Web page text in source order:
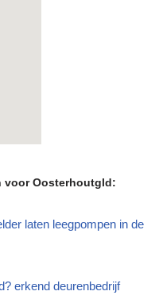
voor Oosterhoutgld:
laten leegpompen in de
erkend deurenbedrijf